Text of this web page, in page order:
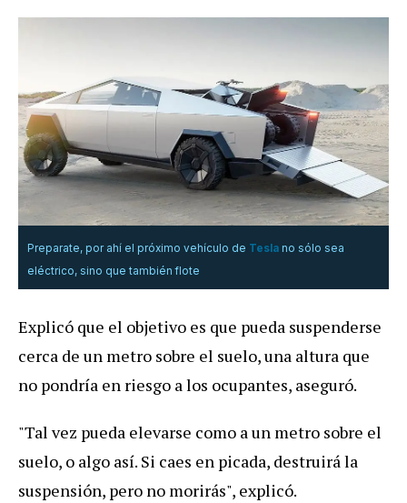
Preparate, por ahí el próximo vehículo de Tesla no sólo sea
eléctrico, sino que también flote
Explicó que el objetivo es que pueda suspenderse
cerca de un metro sobre el suelo, una altura que
no pondría en riesgo a los ocupantes, aseguró.
"Tal vez pueda elevarse como a un metro sobre el
suelo, o algo así. Si caes en picada, destruirá la
suspensión, pero no morirás", explicó.